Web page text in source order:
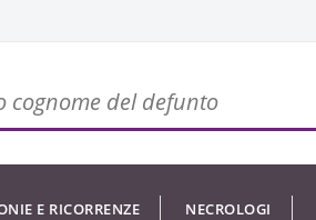
E RICORRENZE NECROLOGI